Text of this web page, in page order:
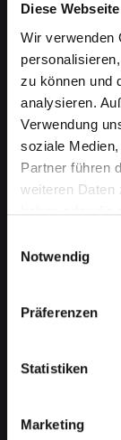
Diese
Wir verwenden
zu können und
analysieren.
Verwendung
soziale
Partner führen
weiteren Daten
haben oder die
Notwendig
Präferenzen
Statistiken
Marketing
Ein
Ihrem
ein
die